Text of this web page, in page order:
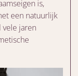
is,
een natuurlijk
jaren